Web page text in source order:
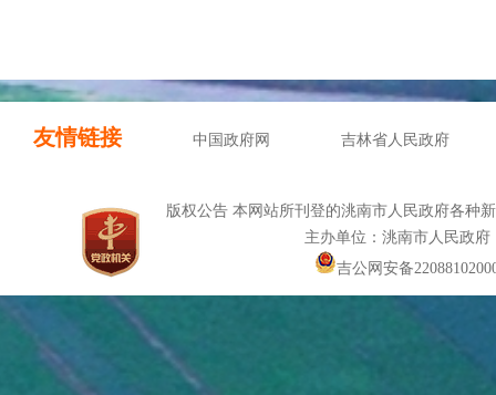
友情链接 中国政府网 吉林省人民政府
版权公告 本网站所刊登的洮南市人民政府各种
主办单位：洮南市人民政
吉公网安备